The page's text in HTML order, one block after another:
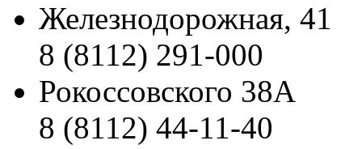
Железнодорожная, 41
8 (8112) 291-000
Рокоссовского 38А
8 (8112) 44-11-40